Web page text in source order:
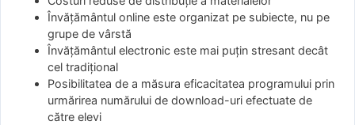
Învățământul online este organizat pe subiecte, nu pe
grupe de vârstă
Învățământul electronic este mai puțin stresant decât
cel tradițional
Posibilitatea de a măsura eficacitatea programului prin
urmărirea numărului de download-uri efectuate de
către elevi